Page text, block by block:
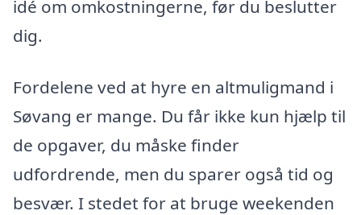
idé om omkostningerne, før du beslutter
dig.
Fordelene ved at hyre en altmuligmand i
Søvang er mange. Du får ikke kun hjælp til
de opgaver, du måske finder
udfordrende, men du sparer også tid og
besvær. I stedet for at bruge weekenden